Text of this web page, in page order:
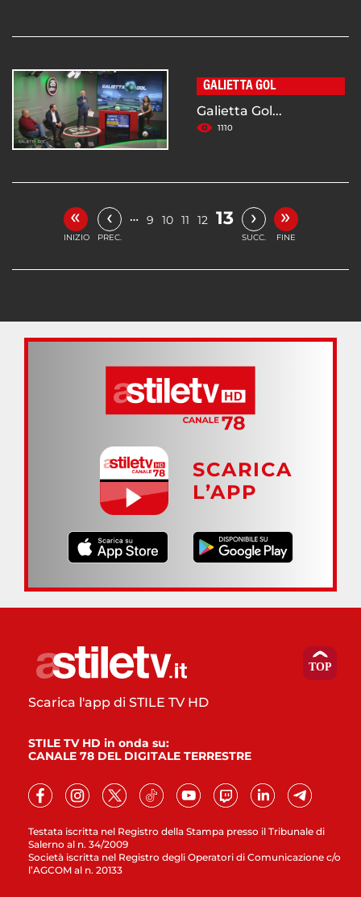
GALIETTA GOL
Galietta Gol...
1110
«
INIZIO
‹
PREC.
… 9 10 11 12 13 ›
SUCC.
»
FINE
SCARICA
L’APP
Testata iscritta nel Registro della Stampa presso il Tribunale di
Salerno al n. 34/2009
Società iscritta nel Registro degli Operatori di Comunicazione c/o
l’AGCOM al n. 20133
Scarica l'app di STILE TV HD
STILE TV HD in onda su:
CANALE 78 DEL DIGITALE TERRESTRE